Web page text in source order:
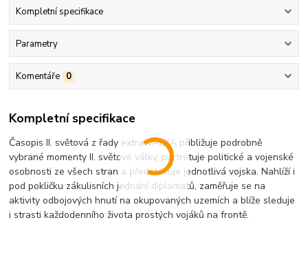
Kompletní specifikace
Parametry
Komentáře 0
Kompletní specifikace
Časopis II. světová z řady extra VÁLKA přibližuje podrobně
vybrané momenty II. světové války, portrétuje politické a vojenské
osobnosti ze všech stran a představuje jednotlivá vojska. Nahlíží i
pod pokličku zákulisních jednání diplomatů, zaměřuje se na
aktivity odbojových hnutí na okupovaných uzemích a blíže sleduje
i strasti každodenního života prostých vojáků na frontě.